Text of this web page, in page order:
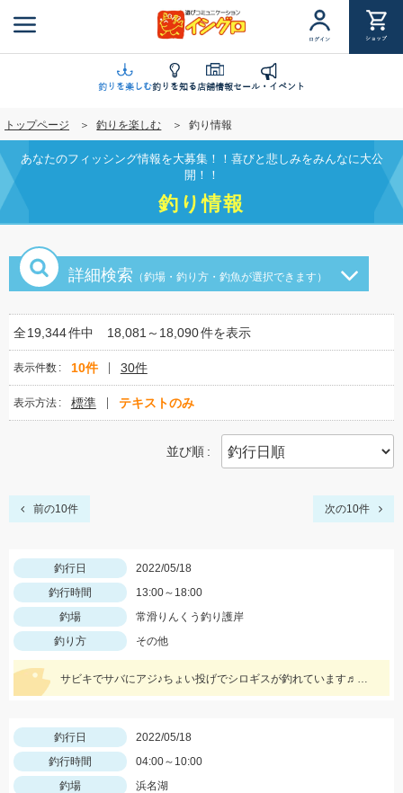
ン
に
移
動
ログイン ショップ
釣りを楽しむ釣りを知る店舗情報セール・イベント
トップページ 釣りを楽しむ 釣り情報
あなたのフィッシング情報を大募集！！喜びと悲しみをみんなに大公
開！！
釣り情報
詳細検索 （釣場・釣り方・釣魚が選択できます）
全19,344件中 18,081～18,090件を表示
表示件数 10件 30件
表示方法 標準 テキストのみ
並び順
前の10件 次の10件
釣行日
2022/05/18
釣行時間
13:00～18:00
釣場
常滑りんくう釣り護岸
釣り方
その他
サビキでサバにアジ♪ちょい投げでシロギスが釣れています♬サビキは5号前後の針がオススメです☆
釣行日
2022/05/18
釣行時間
04:00～10:00
釣場
浜名湖